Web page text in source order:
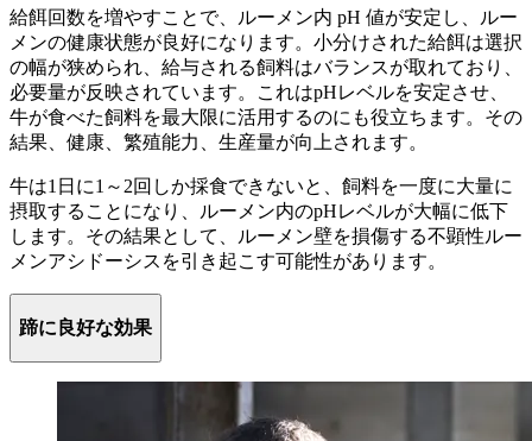
給餌回数を増やすことで、ルーメン内 pH 値が安定し、ルー
メンの健康状態が良好になります。小分けされた給餌は選択
の幅が狭められ、給与される飼料はバランスが取れており、
必要量が反映されています。これはpHレベルを安定させ、
牛が食べた飼料を最大限に活用するのにも役立ちます。その
結果、健康、繁殖能力、生産量が向上されます。
牛は1日に1～2回しか採食できないと、飼料を一度に大量に
摂取することになり、ルーメン内のpHレベルが大幅に低下
します。その結果として、ルーメン壁を損傷する不顕性ルー
メンアシドーシスを引き起こす可能性があります。
蹄に良好な効果